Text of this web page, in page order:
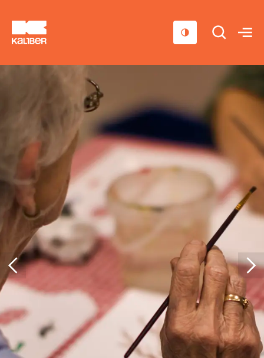
Cursussen
Over ons
Nieuws & Agenda
Contact